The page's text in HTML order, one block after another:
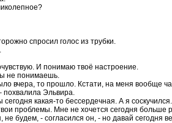
спросил голос из трубки.
И понимаю твоё настроение.
не понимаешь.
вчера, то прошло. Кстати, на меня вообще
похвалила Эльвира.
какая-то бессердечная. А я
проблемы. Мне не хочется сегодня больше
не будем, - согласился он, - но давай сегодня